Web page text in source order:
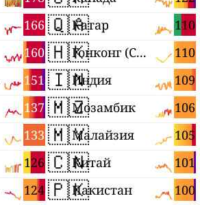
166
160
151
137
133
126
124
🇶🇦 110
Катар
🇭🇰 110
Гонконг (САР)
🇮🇳 109
Индия
🇲🇿 106
Мозамбик
🇲🇾 105
Малайзия
🇨🇳 101
Китай
🇵🇰 100
Пакистан